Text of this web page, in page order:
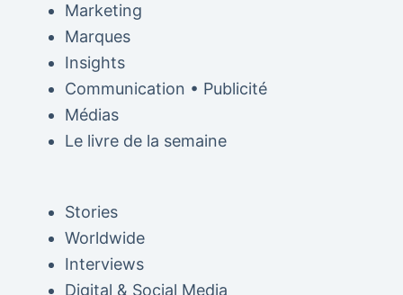
Marketing
Marques
Insights
Communication • Publicité
Médias
Le livre de la semaine
Stories
Worldwide
Interviews
Digital & Social Media